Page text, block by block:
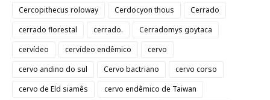
Cercopithecus roloway
Cerdocyon thous
Cerrado
cerrado florestal
cerrado.
Cerradomys goytaca
cervídeo
cervídeo endêmico
cervo
cervo andino do sul
Cervo bactriano
cervo corso
cervo de Eld siamês
cervo endêmico de Taiwan